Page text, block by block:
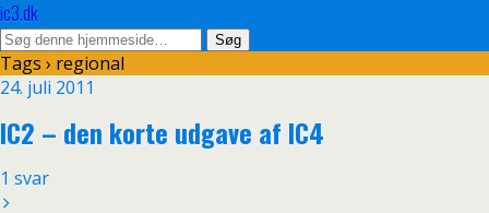
ic3.dk
Tags › regional
24. juli 2011
IC2 – den korte udgave af IC4
1 svar